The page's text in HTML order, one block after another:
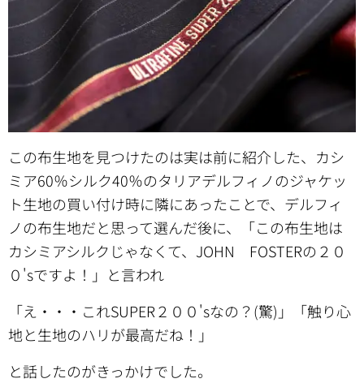
この布生地を見つけたのは実は前に紹介した、カシ
ミア60％シルク40％のタリアデルフィノのジャケッ
ト生地の買い付け時に隣にあったことで、デルフィ
ノの布生地だと思って選んだ後に、「この布生地は
カシミアシルクじゃなくて、JOHN FOSTERの２０
０'sですよ！」と言われ
「え・・・これSUPER２００'sなの？(驚)」「触り心
地と生地のハリが最高だね！」
と話したのがきっかけでした。